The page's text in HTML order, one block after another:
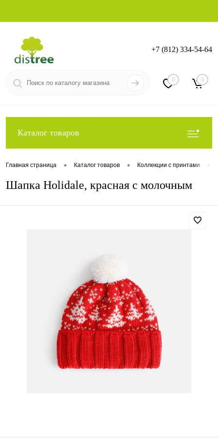
Вход Регистрация
+7 (812) 334-54-64
0 0
Каталог товаров
Главная страница • Каталог товаров • Коллекции с принтами
Шапка Holidale, красная с молочным